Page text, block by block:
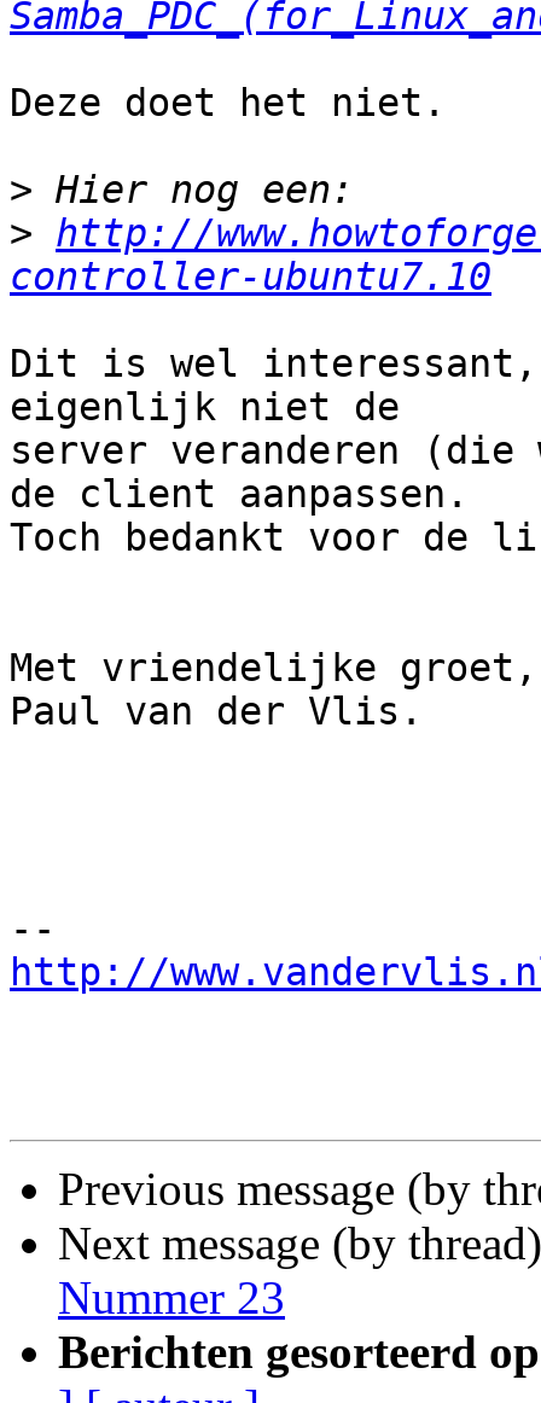
Deze doet het niet.
>
> http://
controller-ubuntu7.10
Dit is wel interessant,
eigenlijk niet de
server veranderen
de client aanpassen.
Toch bedankt voor de
Met vriendelijke groet,
Paul van der Vlis.
http://
Previous message (by
Next message (by
Nummer 23
Berichten gesorteerd